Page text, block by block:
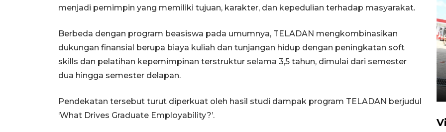
menjadi pemimpin yang memiliki tujuan, karakter, dan kepedulian terhadap masyarakat.
Berbeda dengan program beasiswa pada umumnya, TELADAN mengkombinasikan
dukungan finansial berupa biaya kuliah dan tunjangan hidup dengan peningkatan soft
skills dan pelatihan kepemimpinan terstruktur selama 3,5 tahun, dimulai dari semester
dua hingga semester delapan.
Pendekatan tersebut turut diperkuat oleh hasil studi dampak program TELADAN berjudul
‘What Drives Graduate Employability?’.
Kebakaran kapal KM Prince